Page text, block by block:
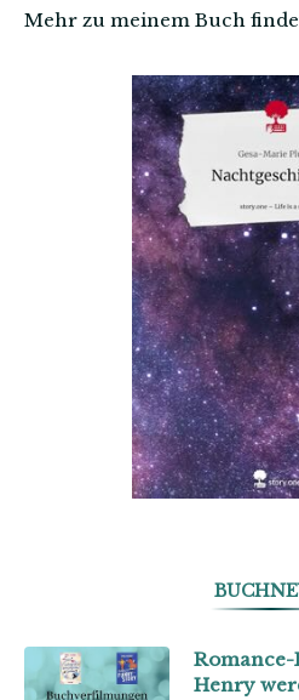
Mehr zu meinem Buch
Henry